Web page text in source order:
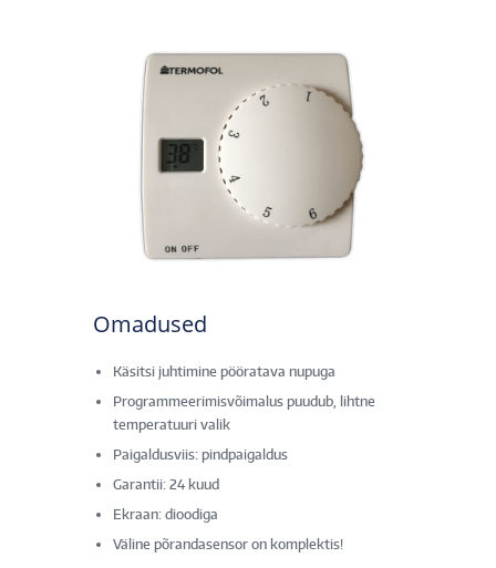
Omadused
Käsitsi juhtimine pööratava nupuga
Programmeerimisvõimalus puudub, lihtne
temperatuuri valik
Paigaldusviis: pindpaigaldus
Garantii: 24 kuud
Ekraan: dioodiga
Väline põrandasensor on komplektis!